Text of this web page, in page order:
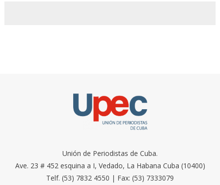
Unión de Periodistas de Cuba.
Ave. 23 # 452 esquina a I, Vedado, La Habana Cuba (10400)
Telf. (53) 7832 4550 | Fax: (53) 7333079